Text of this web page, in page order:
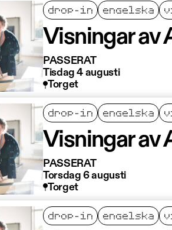
drop-in engelska
Visningar av
PASSERAT
Tisdag 4 augusti
Torget
drop-in engelska
Visningar av
PASSERAT
Torsdag 6 augusti
Torget
drop-in engelska